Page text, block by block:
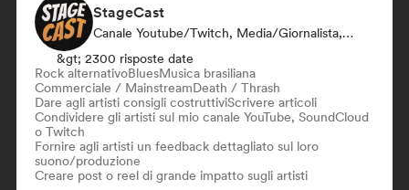
StageCast
Canale Youtube/Twitch, Media/Giornalista, Mentore, Social Media Influencer, Esperto Del Suono
&gt; 2300 risposte date
Rock alternativoBluesMusica brasiliana
Commerciale / MainstreamDeath / Thrash
Dare agli artisti consigli costruttiviScrivere articoli
Condividere gli artisti sul mio canale YouTube, SoundCloud
o Twitch
Fornire agli artisti un feedback dettagliato sul loro
suono/produzione
Creare post o reel di grande impatto sugli artisti